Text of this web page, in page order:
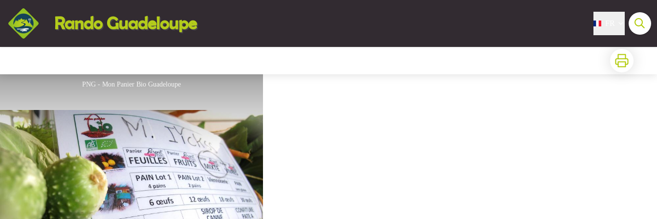
Rando Guadeloupe
Imprimer
PNG - Mon Panier Bio Guadeloupe